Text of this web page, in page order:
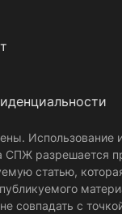
Использование
СПЖ разрешается
статью,
совпадать с